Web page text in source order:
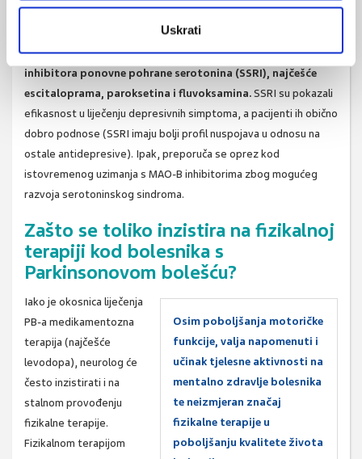
Uskrati
takav se multidisciplinarni pristup uvijek preporuča u liječenju
psihičkih smetnji u ovakvih bolesnika.
liječenje depresije ubolesnika s PB-om uvođenje selektivnih
inhibitora ponovne pohrane serotonina (SSRI), najčešće
escitaloprama, paroksetina i fluvoksamina.SSRI su pokazali
efikasnost u liječenju depresivnih simptoma, a pacijenti ih obično
dobro podnose (SSRI imaju bolji profil nuspojava u odnosu na
ostale antidepresive). Ipak, preporuča se oprez kod
istovremenog uzimanja s MAO-B inhibitorima zbog mogućeg
razvoja serotoninskog sindroma.
Zašto se toliko inzistira na fizikalnoj
terapiji kod bolesnika s
Parkinsonovom bolešću?
Osim poboljšanja motoričke
funkcije, valja napomenuti i
učinak tjelesne aktivnosti na
mentalno zdravlje bolesnika
te neizmjeran značaj
fizikalne terapije u
poboljšanju kvalitete života
Iako je okosnica liječenja
PB-a medikamentozna
terapija (najčešće
levodopa), neurolog će
često inzistirati i na
stalnom provođenju
fizikalne terapije.
Fizikalnom terapijom